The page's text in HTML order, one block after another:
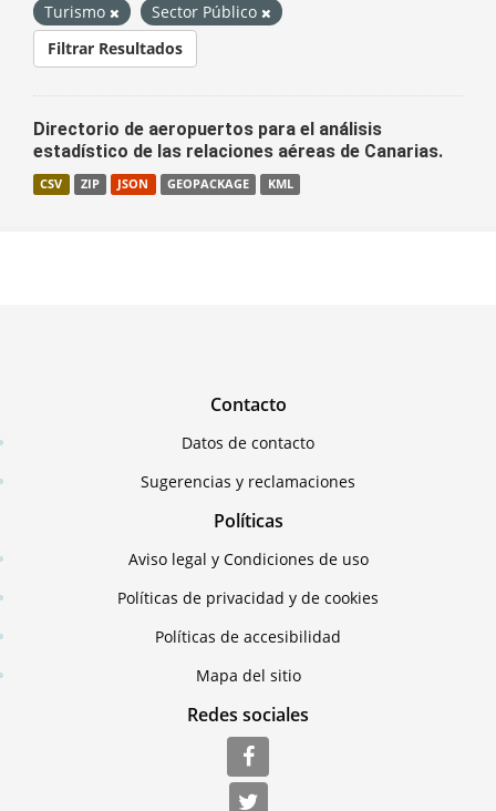
Turismo
Sector Público
Filtrar Resultados
Directorio de aeropuertos para el análisis
estadístico de las relaciones aéreas de Canarias.
CSV ZIP JSON GEOPACKAGE KML
Contacto
Datos de contacto
Sugerencias y reclamaciones
Políticas
Aviso legal y Condiciones de uso
Políticas de privacidad y de cookies
Políticas de accesibilidad
Mapa del sitio
Redes sociales